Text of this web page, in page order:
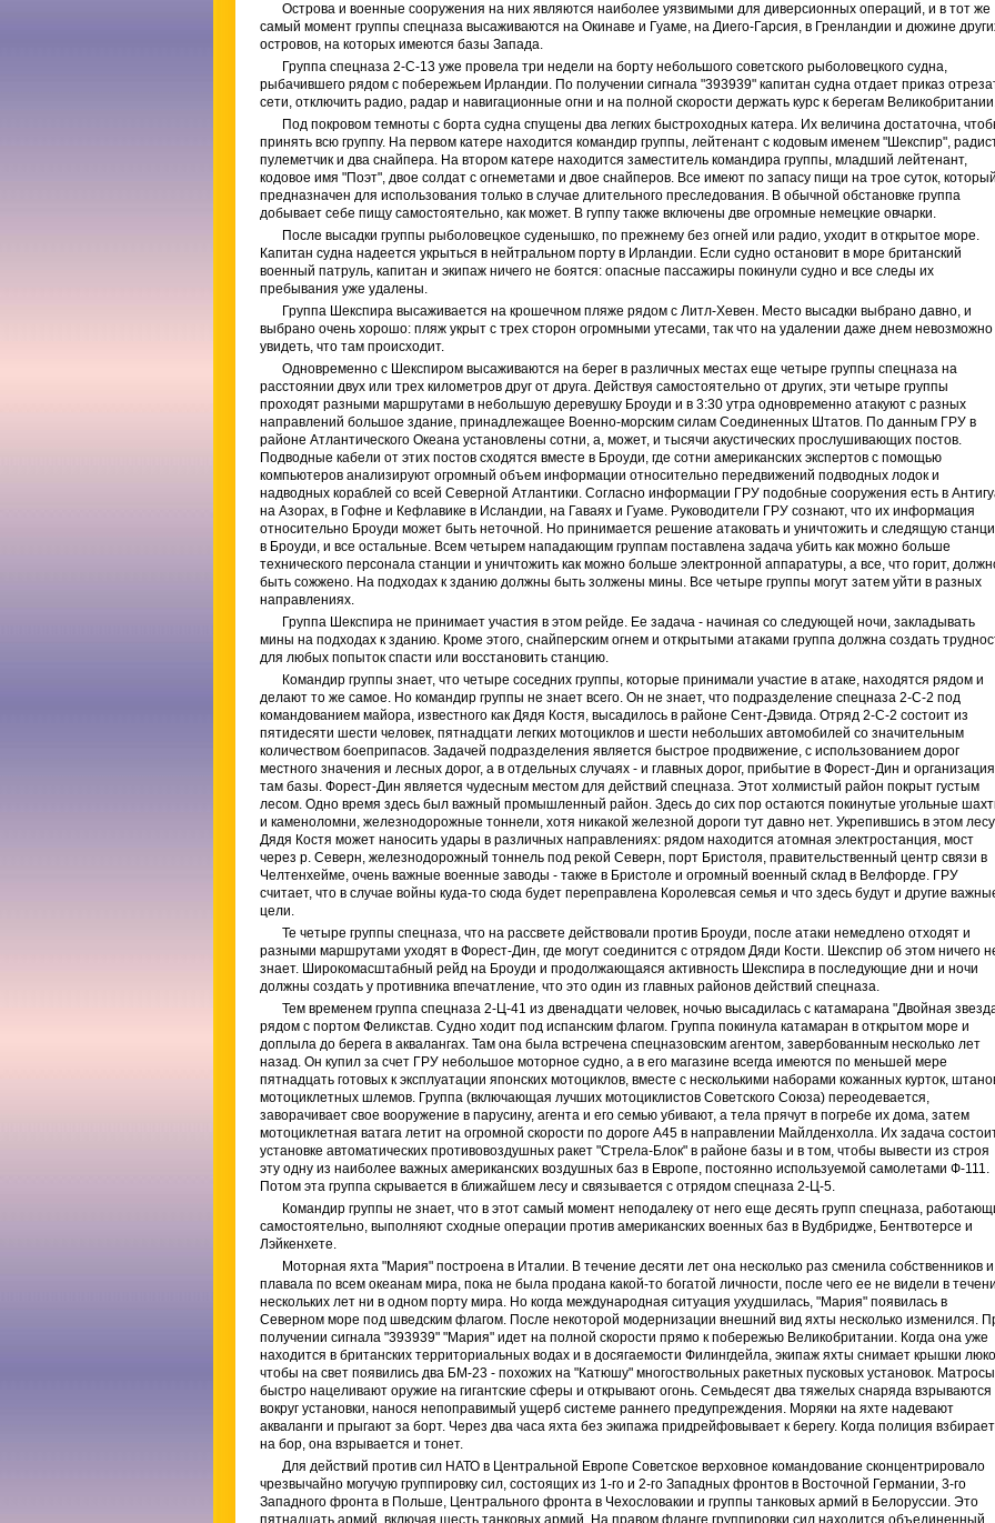
Острова и военные сооружения на них являются наиболее уязвимыми для диверсионных операций, и в тот же
самый момент группы спецназа высаживаются на Окинаве и Гуаме, на Диего-Гарсия, в Гренландии и дюжине
островов, на которых имеются базы Запада.
Группа спецназа 2-С-13 уже провела три недели на борту небольшого советского рыболовецкого судна,
рыбачившего рядом с побережьем Ирландии. По получении сигнала "393939" капитан судна отдает приказ
сети, отключить радио, радар и навигационные огни и на полной скорости держать курс к берегам
Под покровом темноты с борта судна спущены два легких быстроходных катера. Их величина достаточна,
принять всю группу. На первом катере находится командир группы, лейтенант с кодовым именем "Шекспир",
пулеметчик и два снайпера. На втором катере находится заместитель командира группы, младший лейтенант,
кодовое имя "Поэт", двое солдат с огнеметами и двое снайперов. Все имеют по запасу пищи на трое суток, который
предназначен для использования только в случае длительного преследования. В обычной обстановке группа
добывает себе пищу самостоятельно, как может. В гуппу также включены две огромные немецкие овчарки.
После высадки группы рыболовецкое суденышко, по прежнему без огней или радио, уходит в открытое море.
Капитан судна надеется укрыться в нейтральном порту в Ирландии. Если судно остановит в море британский
военный патруль, капитан и экипаж ничего не боятся: опасные пассажиры покинули судно и все следы их
пребывания уже удалены.
Группа Шекспира высаживается на крошечном пляже рядом с Литл-Хевен. Место высадки выбрано давно, и
выбрано очень хорошо: пляж укрыт с трех сторон огромными утесами, так что на удалении даже днем невозможно
увидеть, что там происходит.
Одновременно с Шекспиром высаживаются на берег в различных местах еще четыре группы спецназа на
расстоянии двух или трех километров друг от друга. Действуя самостоятельно от других, эти четыре группы
проходят разными маршрутами в небольшую деревушку Броуди и в 3:30 утра одновременно атакуют с разных
направлений большое здание, принадлежащее Военно-морским силам Соединенных Штатов. По данным ГРУ в
районе Атлантического Океана установлены сотни, а, может, и тысячи акустических прослушивающих постов.
Подводные кабели от этих постов сходятся вместе в Броуди, где сотни американских экспертов с помощью
компьютеров анализируют огромный объем информации относительно передвижений подводных лодок и
надводных кораблей со всей Северной Атлантики. Согласно информации ГРУ подобные сооружения есть в
на Азорах, в Гофне и Кефлавике в Исландии, на Гаваях и Гуаме. Руководители ГРУ сознают, что их информация
относительно Броуди может быть неточной. Но принимается решение атаковать и уничтожить и следящую
в Броуди, и все остальные. Всем четырем нападающим группам поставлена задача убить как можно больше
технического персонала станции и уничтожить как можно больше электронной аппаратуры, а все, что горит,
быть сожжено. На подходах к зданию должны быть золжены мины. Все четыре группы могут затем уйти в разных
направлениях.
Группа Шекспира не принимает участия в этом рейде. Ее задача - начиная со следующей ночи, закладывать
мины на подходах к зданию. Кроме этого, снайперским огнем и открытыми атаками группа должна создать
для любых попыток спасти или восстановить станцию.
Командир группы знает, что четыре соседних группы, которые принимали участие в атаке, находятся рядом и
делают то же самое. Но командир группы не знает всего. Он не знает, что подразделение спецназа 2-С-2 под
командованием майора, известного как Дядя Костя, высадилось в районе Сент-Дэвида. Отряд 2-С-2 состоит из
пятидесяти шести человек, пятнадцати легких мотоциклов и шести небольших автомобилей со значительным
количеством боеприпасов. Задачей подразделения является быстрое продвижение, с использованием дорог
местного значения и лесных дорог, а в отдельных случаях - и главных дорог, прибытие в Форест-Дин и организация
там базы. Форест-Дин является чудесным местом для действий спецназа. Этот холмистый район покрыт густым
лесом. Одно время здесь был важный промышленный район. Здесь до сих пор остаются покинутые угольные
и каменоломни, железнодорожные тоннели, хотя никакой железной дороги тут давно нет. Укрепившись в этом лесу
Дядя Костя может наносить удары в различных направлениях: рядом находится атомная электростанция, мост
через р. Северн, железнодорожный тоннель под рекой Северн, порт Бристоля, правительственный центр связи в
Челтенхейме, очень важные военные заводы - также в Бристоле и огромный военный склад в Велфорде. ГРУ
считает, что в случае войны куда-то сюда будет переправлена Королевсая семья и что здесь будут и другие
цели.
Те четыре группы спецназа, что на рассвете действовали против Броуди, после атаки немедлено отходят и
разными маршрутами уходят в Форест-Дин, где могут соединится с отрядом Дяди Кости. Шекспир об этом ничего
знает. Широкомасштабный рейд на Броуди и продолжающаяся активность Шекспира в последующие дни и ночи
должны создать у противника впечатление, что это один из главных районов действий спецназа.
Тем временем группа спецназа 2-Ц-41 из двенадцати человек, ночью высадилась с катамарана "Двойная
рядом с портом Феликстав. Судно ходит под испанским флагом. Группа покинула катамаран в открытом море и
доплыла до берега в аквалангах. Там она была встречена спецназовским агентом, завербованным несколько лет
назад. Он купил за счет ГРУ небольшое моторное судно, а в его магазине всегда имеются по меньшей мере
пятнадцать готовых к эксплуатации японских мотоциклов, вместе с несколькими наборами кожанных курток,
мотоциклетных шлемов. Группа (включающая лучших мотоциклистов Советского Союза) переодевается,
заворачивает свое вооружение в парусину, агента и его семью убивают, а тела прячут в погребе их дома, затем
мотоциклетная ватага летит на огромной скорости по дороге А45 в направлении Майлденхолла. Их задача
установке автоматических противовоздушных ракет "Стрела-Блок" в районе базы и в том, чтобы вывести из строя
эту одну из наиболее важных американских воздушных баз в Европе, постоянно используемой самолетами Ф-111.
Потом эта группа скрывается в ближайшем лесу и связывается с отрядом спецназа 2-Ц-5.
Командир группы не знает, что в этот самый момент неподалеку от него еще десять групп спецназа,
самостоятельно, выполняют сходные операции против американских военных баз в Вудбридже, Бентвотерсе и
Лэйкенхете.
Моторная яхта "Мария" построена в Италии. В течение десяти лет она несколько раз сменила собственников и
плавала по всем океанам мира, пока не была продана какой-то богатой личности, после чего ее не видели в
нескольких лет ни в одном порту мира. Но когда международная ситуация ухудшилась, "Мария" появилась в
Северном море под шведским флагом. После некоторой модернизации внешний вид яхты несколько изменился.
получении сигнала "393939" "Мария" идет на полной скорости прямо к побережью Великобритании. Когда она уже
находится в британских территориальных водах и в досягаемости Филингдейла, экипаж яхты снимает крышки
чтобы на свет появились два БМ-23 - похожих на "Катюшу" многоствольных ракетных пусковых установок. Матросы
быстро нацеливают оружие на гигантские сферы и открывают огонь. Семьдесят два тяжелых снаряда взрываются
вокруг установки, нанося непоправимый ущерб системе раннего предупреждения. Моряки на яхте надевают
акваланги и прыгают за борт. Через два часа яхта без экипажа придрейфовывает к берегу. Когда полиция
на бор, она взрывается и тонет.
Для действий против сил НАТО в Центральной Европе Советское верховное командование сконцентрировало
чрезвычайно могучую группировку сил, состоящих из 1-го и 2-го Западных фронтов в Восточной Германии, 3-го
Западного фронта в Польше, Центрального фронта в Чехословакии и группы танковых армий в Белоруссии. Это
пятнадцать армий, включая шесть танковых армий. На правом фланге группировки сил находится объединенный